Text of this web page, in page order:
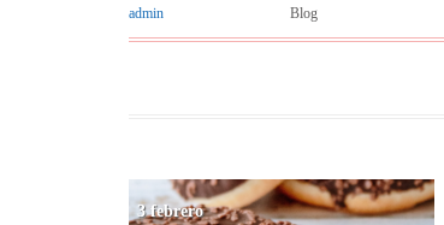
admin
Blog
3 febrero